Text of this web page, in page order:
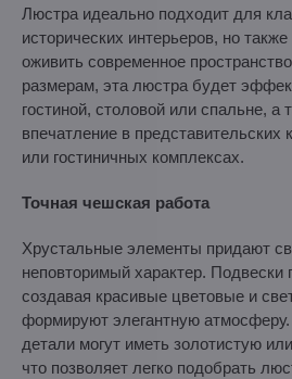
Люстра идеально подходит для
исторических интерьеров, но
оживить современное
размерам, эта люстра будет
гостиной, столовой или спальне, а
впечатление в представительских
или гостиничных комплексах.
Точная чешская работа
Хрустальные элементы придают
неповторимый характер. Подвески
создавая красивые цветовые и
формируют элегантную
детали могут иметь золотистую
что позволяет легко подобрать